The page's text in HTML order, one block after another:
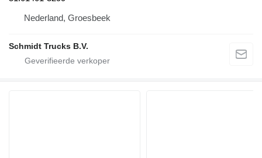
Nederland, Groesbeek
Schmidt Trucks B.V.